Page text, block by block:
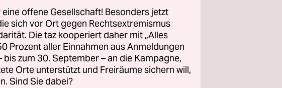
kaum mehr gelesen
Urheber nur noch
als
Dieser hatte
offene Gesellschaft! Besonders jetzt
sich vor Ort gegen Rechtsextremismus
Die taz kooperiert daher mit „Alles
Prozent aller Einnahmen aus Anmeldungen
bis zum 30. September – an die Kampagne,
Orte unterstützt und Freiräume sichern will,
Sind Sie dabei?